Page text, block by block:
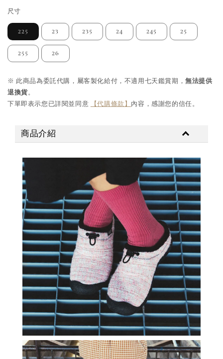
尺寸
225 23 235 24 245 25
255 26
※ 此商品為委託代購，屬客製化給付，不適用七天鑑賞期，無法提供
退換貨。
下單即表示您已詳閱並同意
【代購條款】 內容，感謝您的信任。
商品介紹